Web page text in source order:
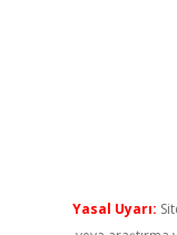
Yasal Uyarı: